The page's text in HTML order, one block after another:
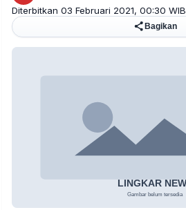
Diterbitkan 03 Februari 2021, 00:30 WIB
Bagikan